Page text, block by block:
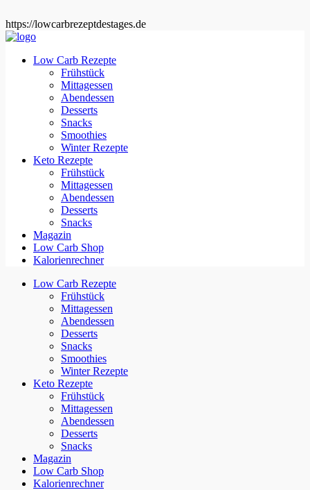
https://lowcarbrezeptdestages.de
Low Carb Rezepte
Frühstück
Mittagessen
Abendessen
Desserts
Snacks
Smoothies
Winter Rezepte
Keto Rezepte
Frühstück
Mittagessen
Abendessen
Desserts
Snacks
Magazin
Low Carb Shop
Kalorienrechner
Low Carb Rezepte
Frühstück
Mittagessen
Abendessen
Desserts
Snacks
Smoothies
Winter Rezepte
Keto Rezepte
Frühstück
Mittagessen
Abendessen
Desserts
Snacks
Magazin
Low Carb Shop
Kalorienrechner